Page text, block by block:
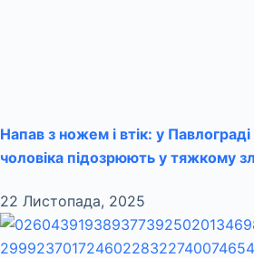
Напав з ножем і втік: у
чоловіка підозрюють у тяжкому
22 Листопада, 2025